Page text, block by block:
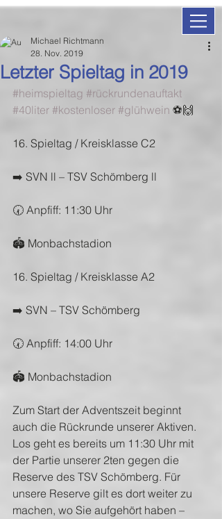
Letzter Spieltag in 2019
Michael Richtmann
28. Nov. 2019
#heimspieltag #rückrundenauftakt
#40liter #kostenloser #glühwein ⚽️🙌
16. Spieltag / Kreisklasse C2
➡️ SVN ll – TSV Schömberg ll
🕢 Anpfiff: 11:30 Uhr
🏟 Monbachstadion
16. Spieltag / Kreisklasse A2
➡️ SVN – TSV Schömberg
🕢 Anpfiff: 14:00 Uhr
🏟 Monbachstadion
Zum Start der Adventszeit beginnt
auch die Rückrunde unserer Aktiven.
Los geht es bereits um 11:30 Uhr mit
der Partie unserer 2ten gegen die
Reserve des TSV Schömberg. Für
unsere Reserve gilt es dort weiter zu
machen, wo Sie aufgehört haben –